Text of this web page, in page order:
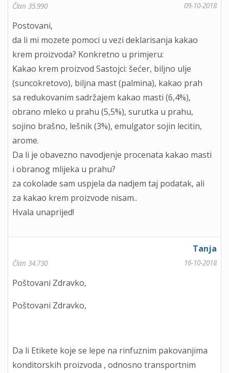
Član 35.990 09-10-2018
Postovani,
da li mi mozete pomoci u vezi deklarisanja kakao
krem proizvoda? Konkretno u primjeru:
Kakao krem proizvod Sastojci: šećer, biljno ulje
(suncokretovo), biljna mast (palmina), kakao prah
sa redukovanim sadržajem kakao masti (6,4%),
obrano mleko u prahu (5,5%), surutka u prahu,
sojino brašno, lešnik (3%), emulgator sojin lecitin,
arome.
Da li je obavezno navodjenje procenata kakao masti
i obranog mlijeka u prahu?
za cokolade sam uspjela da nadjem taj podatak, ali
za kakao krem proizvode nisam..
Hvala unaprijed!
Tanja
Član 34.730 16-10-2018
Poštovani Zdravko,
Poštovani Zdravko,
Da li Etikete koje se lepe na rinfuznim pakovanjima
konditorskih proizvoda , odnosno transportnim